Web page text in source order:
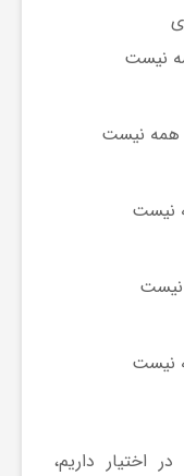
نیست
همه نیست
نیست
نیست
نیست
اختیار داریم،